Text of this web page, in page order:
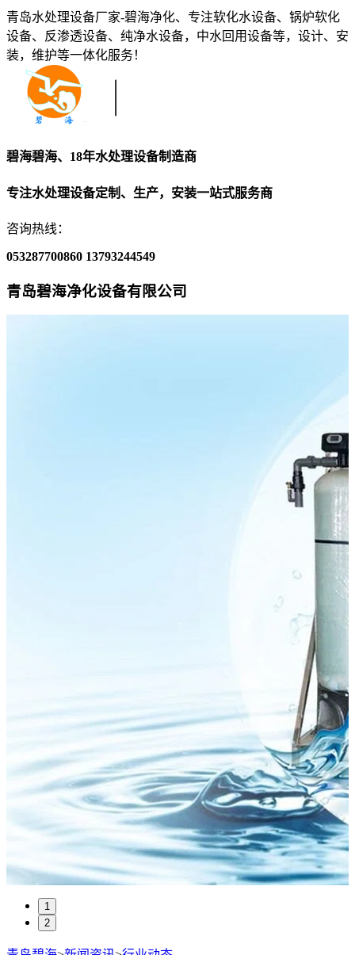
青岛水处理设备厂家-碧海净化、专注软化水设备、锅炉软化
设备、反渗透设备、纯净水设备，中水回用设备等，设计、安
装，维护等一体化服务！
碧海碧海、18年水处理设备制造商
专注水处理设备定制、生产，安装一站式服务商
咨询热线：
053287700860 13793244549
青岛碧海净化设备有限公司
1
2